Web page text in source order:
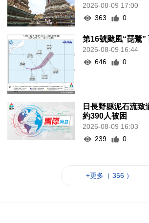
2026-08-09 17:00
363
0
第16號颱風“琵鷺”
2026-08-09 16:44
646
0
日長野縣泥石流致
約390人被困
2026-08-09 16:03
239
0
+更多（ 356 ）